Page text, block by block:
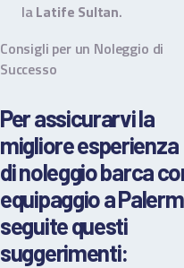
laLatife Sultan.
Consigli per un Noleggio di
Successo
Per assicurarvi la
migliore esperienza
dinoleggio barca
equipaggioa
seguite questi
suggerimenti: